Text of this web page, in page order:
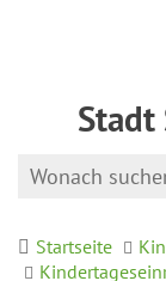
Stadt
Startseite